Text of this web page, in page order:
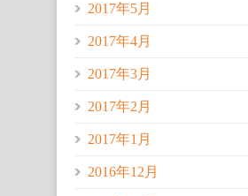
2017年5月
2017年4月
2017年3月
2017年2月
2017年1月
2016年12月